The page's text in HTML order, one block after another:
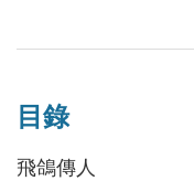
目錄
飛鴿傳人